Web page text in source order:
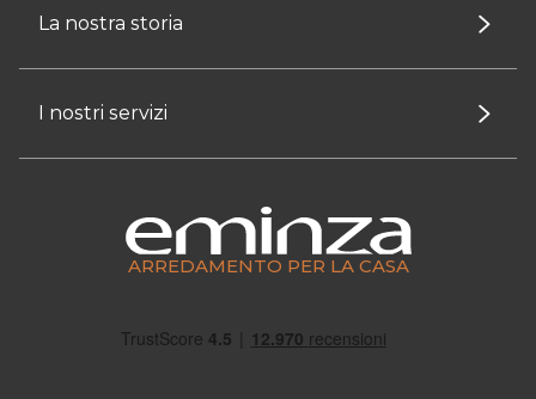
La nostra storia
I nostri servizi
ARREDAMENTO PER LA CASA